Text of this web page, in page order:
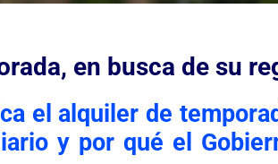
en busca de su
el alquiler de
y por qué el